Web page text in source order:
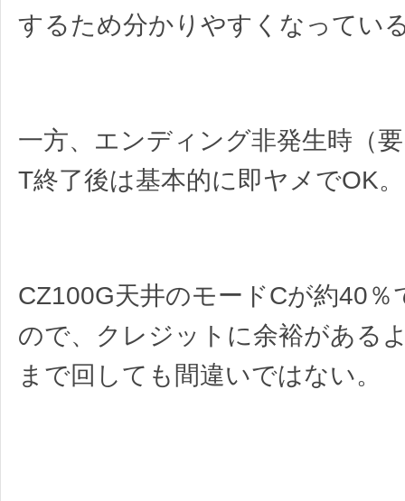
するため分かりやすくなってい
一方、エンディング非発生時（
T終了後は基本的に即ヤメでOK。
CZ100G天井のモードCが約40％
ので、クレジットに余裕がある
まで回しても間違いではない。